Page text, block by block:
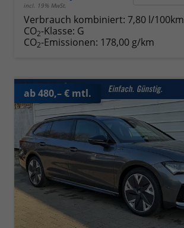
incl. 19% MwSt.
Verbrauch kombiniert: 7,80 l/100km
CO2-Klasse: G
CO2-Emissionen: 178,00 g/km
ab 480,– € mtl.